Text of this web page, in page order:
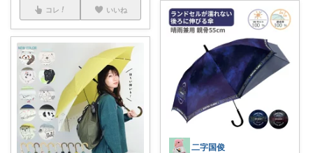
コレ いいね
二字国俊